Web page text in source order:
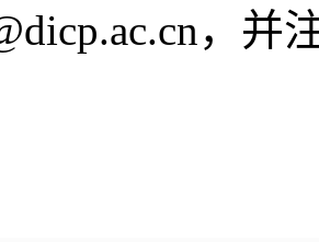
，并